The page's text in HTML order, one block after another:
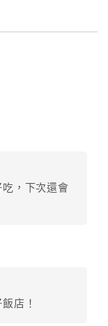
辦，視同無條
店使用）
，下次還會
店！